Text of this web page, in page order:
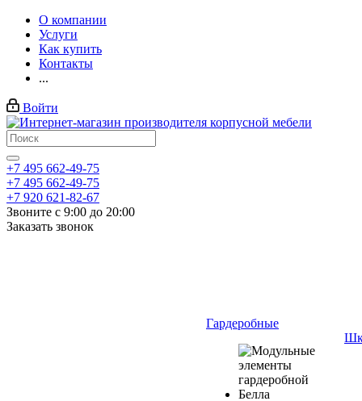
О компании
Услуги
Как купить
Контакты
...
Войти
+7 495 662-49-75
+7 495 662-49-75
+7 920 621-82-67
Звоните с 9:00 до 20:00
Заказать звонок
Гардеробные